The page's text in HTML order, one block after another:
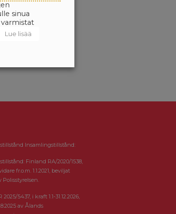
Insamlingstillstånd:
Finland RA/2020/1538,
fr.o.m. 1.1.2021, beviljat
Polisstyrelsen.
5437, i kraft 1.1-31.12.2026,
av Ålands
sinua
varmistat
Lue lisää